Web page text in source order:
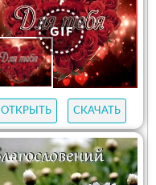
ОТКРЫТЬ СКАЧАТЬ